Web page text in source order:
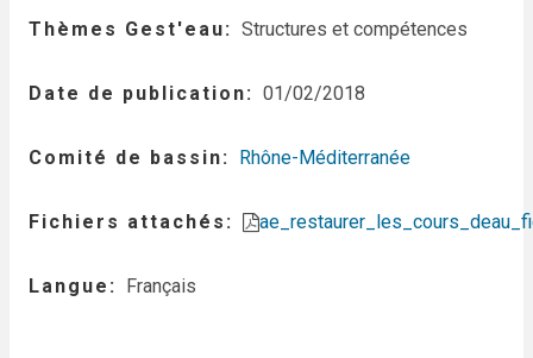
Thèmes Gest'eau Structures et compétences
Date de publication 01/02/2018
Comité de bassin Rhône-Méditerranée
Fichiers attachés
Langue Français